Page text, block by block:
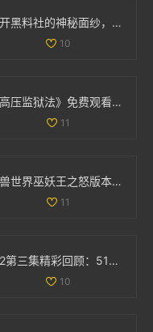
揭开黑料社的神秘面纱，探讨其背后的真相与影响
10
《高压监狱法》免费观看，揭示法律与人性的深刻较量
11
魔兽世界巫妖王之怒版本最受欢迎职业全面分析与推荐
11
界2第三集精彩回顾：51秒视频带你领略剧情高潮时刻
10